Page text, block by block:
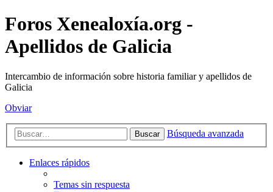
Foros Xenealoxía.org -
Apellidos de Galicia
Intercambio de información sobre historia familiar y apellidos de
Galicia
Obviar
Buscar Búsqueda avanzada
Enlaces rápidos
Temas sin respuesta